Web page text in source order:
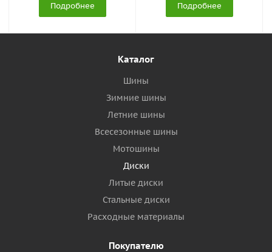
Подробнее Подробнее
Каталог
Шины
Зимние шины
Летние шины
Всесезонные шины
Мотошины
Диски
Литые диски
Стальные диски
Расходные материалы
Покупателю